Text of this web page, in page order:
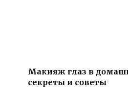
Макияж глаз в
секреты и советы